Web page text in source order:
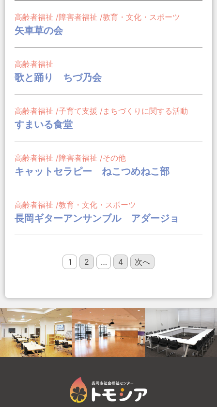
高齢者福祉 障害者福祉 教育・文化・スポーツ
矢車草の会
高齢者福祉
歌と踊り ちづ乃会
高齢者福祉 子育て支援 まちづくりに関する活動
すまいる食堂
高齢者福祉 障害者福祉 その他
キャットセラピー ねこつめねこ部
高齢者福祉 教育・文化・スポーツ
長岡ギターアンサンブル アダージョ
1 2 … 4 次へ